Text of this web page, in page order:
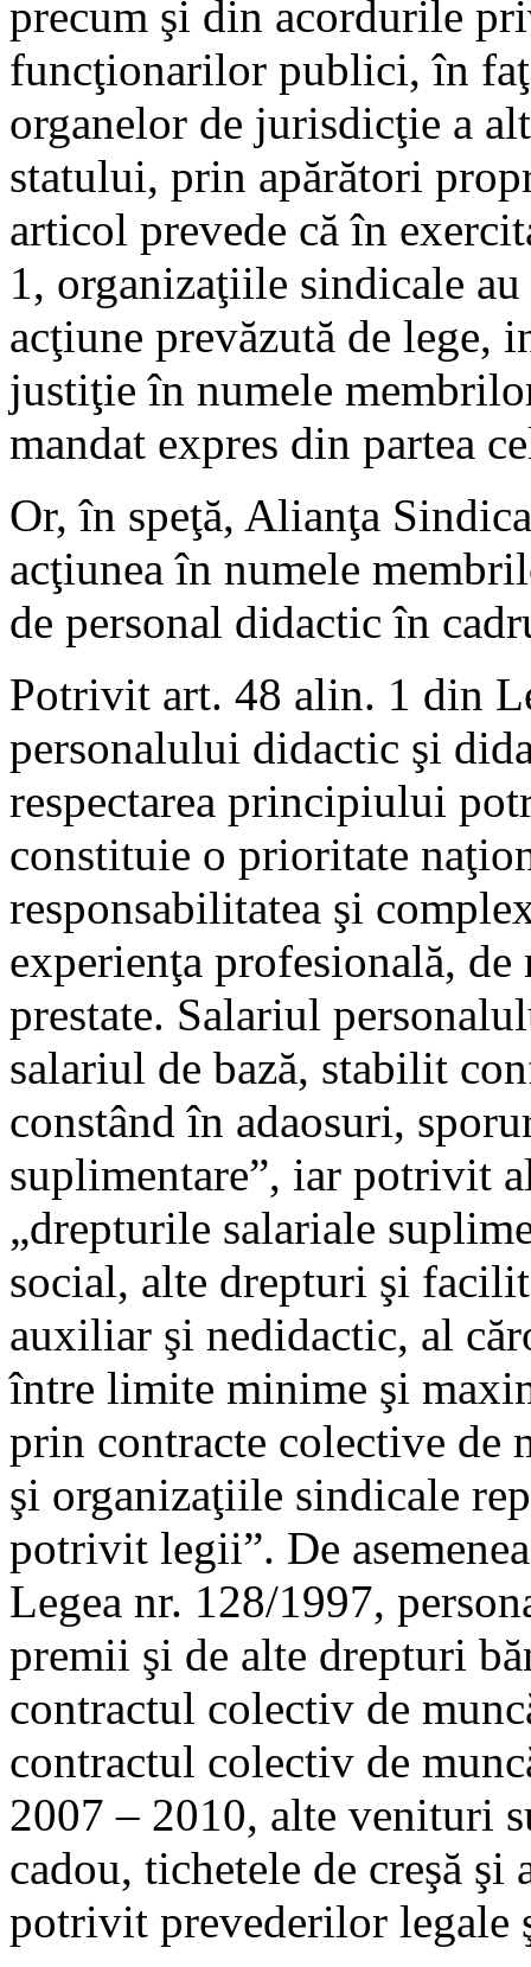
precum şi din acordurile
funcţionarilor publici, în
organelor de jurisdicţie a
statului, prin apărători
articol prevede că în
1, organizaţiile sindicale
acţiune prevăzută de lege,
justiţie în numele
mandat expres din partea
Or, în speţă, Alianţa
acţiunea în numele
de personal didactic în
Potrivit art. 48 alin. 1 din
personalului didactic şi
respectarea principiului
constituie o prioritate
responsabilitatea şi
experienţa profesională,
prestate. Salariul
salariul de bază, stabilit
constând în adaosuri,
suplimentare”, iar potrivit
„drepturile salariale
social, alte drepturi şi
auxiliar şi nedidactic, al
între limite minime şi
prin contracte colective de
şi organizaţiile sindicale
potrivit legii”. De
Legea nr. 128/1997,
premii şi de alte drepturi
contractul colectiv de
contractul colectiv de
2007 – 2010, alte venituri
cadou, tichetele de creşă
potrivit prevederilor legale